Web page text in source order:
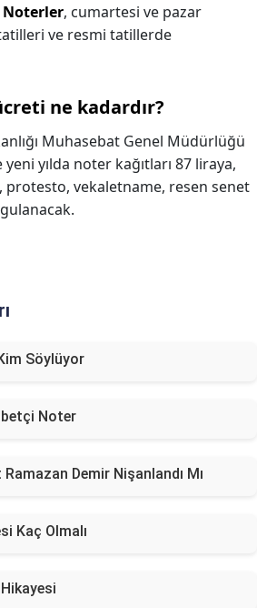
Noterler, cumartesi ve pazar
ve resmi tatillerde
ne kadardır?
Muhasebat Genel Müdürlüğü
yılda noter kağıtları 87 liraya,
protesto, vekaletname, resen senet
Söylüyor
Noter
Demir Nişanlandı Mı
Kaç Olmalı